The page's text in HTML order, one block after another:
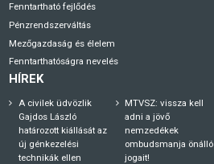
Fenntartható fejlődés
Pénzrendszerváltás
Mezőgazdaság és élelem
Fenntarthatóságra nevelés
HÍREK
A civilek üdvözlik
Gajdos László
határozott kiállását az
új génkezelési
technikák ellen
MTVSZ: vissza kell
adni a jövő
nemzedékek
ombudsmanja önálló
jogait!